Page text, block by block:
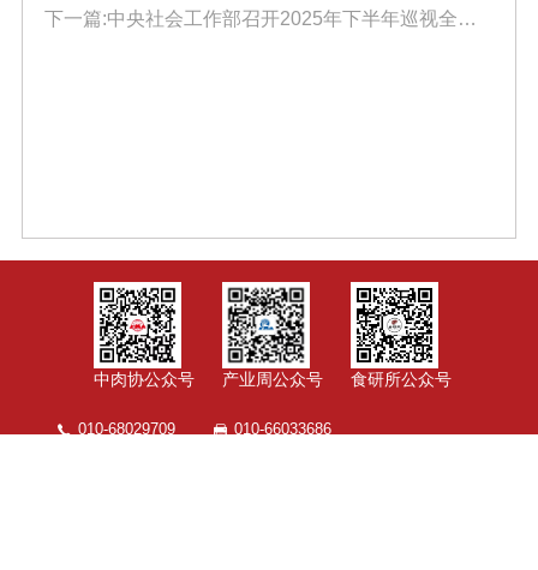
下一篇:中央社会工作部召开2025年下半年巡视全国性行业协会商会党组织动员部署会
中肉协公众号 产业周公众号 食研所公众号
010-68029709
010-66033686